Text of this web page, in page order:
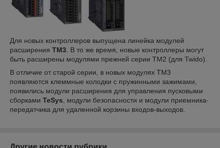
Для новых контроллеров выпущена линейка модулей
расширения TM3. В то же время, новые контроллеры могут
быть расширены модулями прежней серии TM2 (для Twido).
В отличие от старой серии, в новых модулях TM3
появляются клеммные колодки с пружинными зажимами,
появились модули расширения для управления пусковыми
сборками TeSys, модули безопасности и модули приемника-
передатчика для удаленной корзины входов-выходов.